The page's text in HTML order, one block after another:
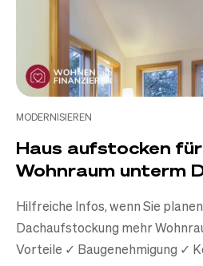
MODERNISIEREN
Haus aufstocken
Wohnraum unterm
Hilfreiche Infos, wenn Sie
Dachaufstockung mehr
Vorteile ✓ Baugenehmigung ✓